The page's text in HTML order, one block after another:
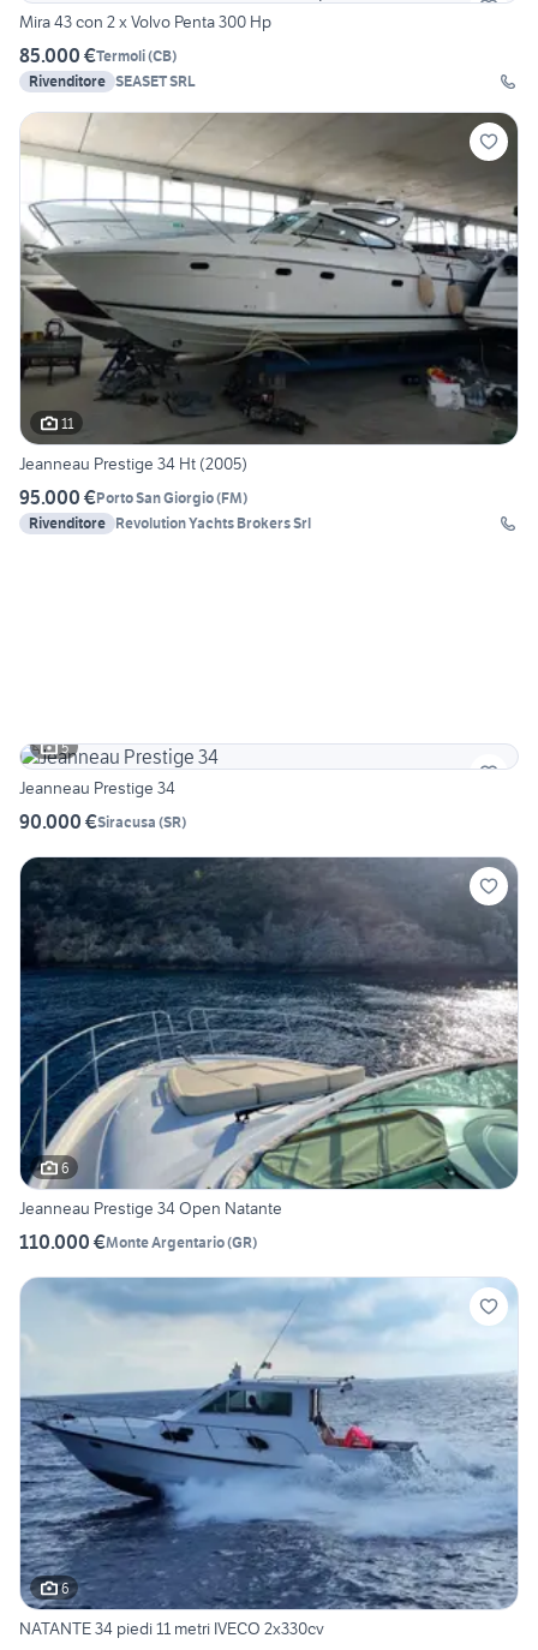
Mira 43 con 2 x Volvo Penta 300 Hp
85.000 €Termoli(CB)
Rivenditore SEASET SRL
11
Jeanneau Prestige 34 Ht (2005)
95.000 €Porto San Giorgio(FM)
Rivenditore Revolution Yachts Brokers Srl
5
Jeanneau Prestige 34
90.000 €Siracusa (SR)
6
Jeanneau Prestige 34 Open Natante
110.000 €Monte Argentario(GR)
6
NATANTE 34 piedi 11 metri IVECO 2x330cv